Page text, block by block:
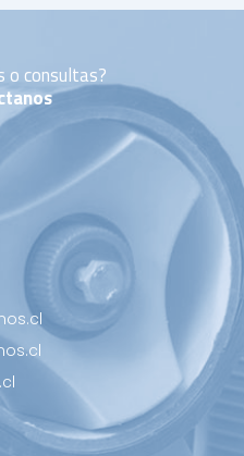
o consultas?